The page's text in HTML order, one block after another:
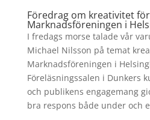
Föredrag om kreativitet för
Marknadsföreningen i
I fredags morse talade vår
Michael Nilsson på temat
Marknadsföreningen i
Föreläsningssalen i Dunkers
och publikens engagemang
bra respons både under och